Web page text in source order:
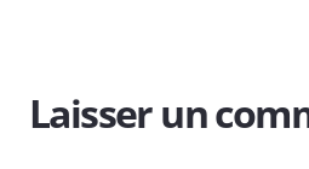
Laisser un